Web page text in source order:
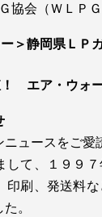
用。災害発生
協会（ＷＬＰ
＞静岡県ＬＰ
動を
エア・ウォ
春プラン
社・大阪市、
神楽町でサー
ュースをご愛
して、１９９
印刷、発送料
。